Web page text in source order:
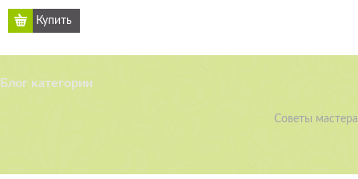
Блог категории
Советы мастера